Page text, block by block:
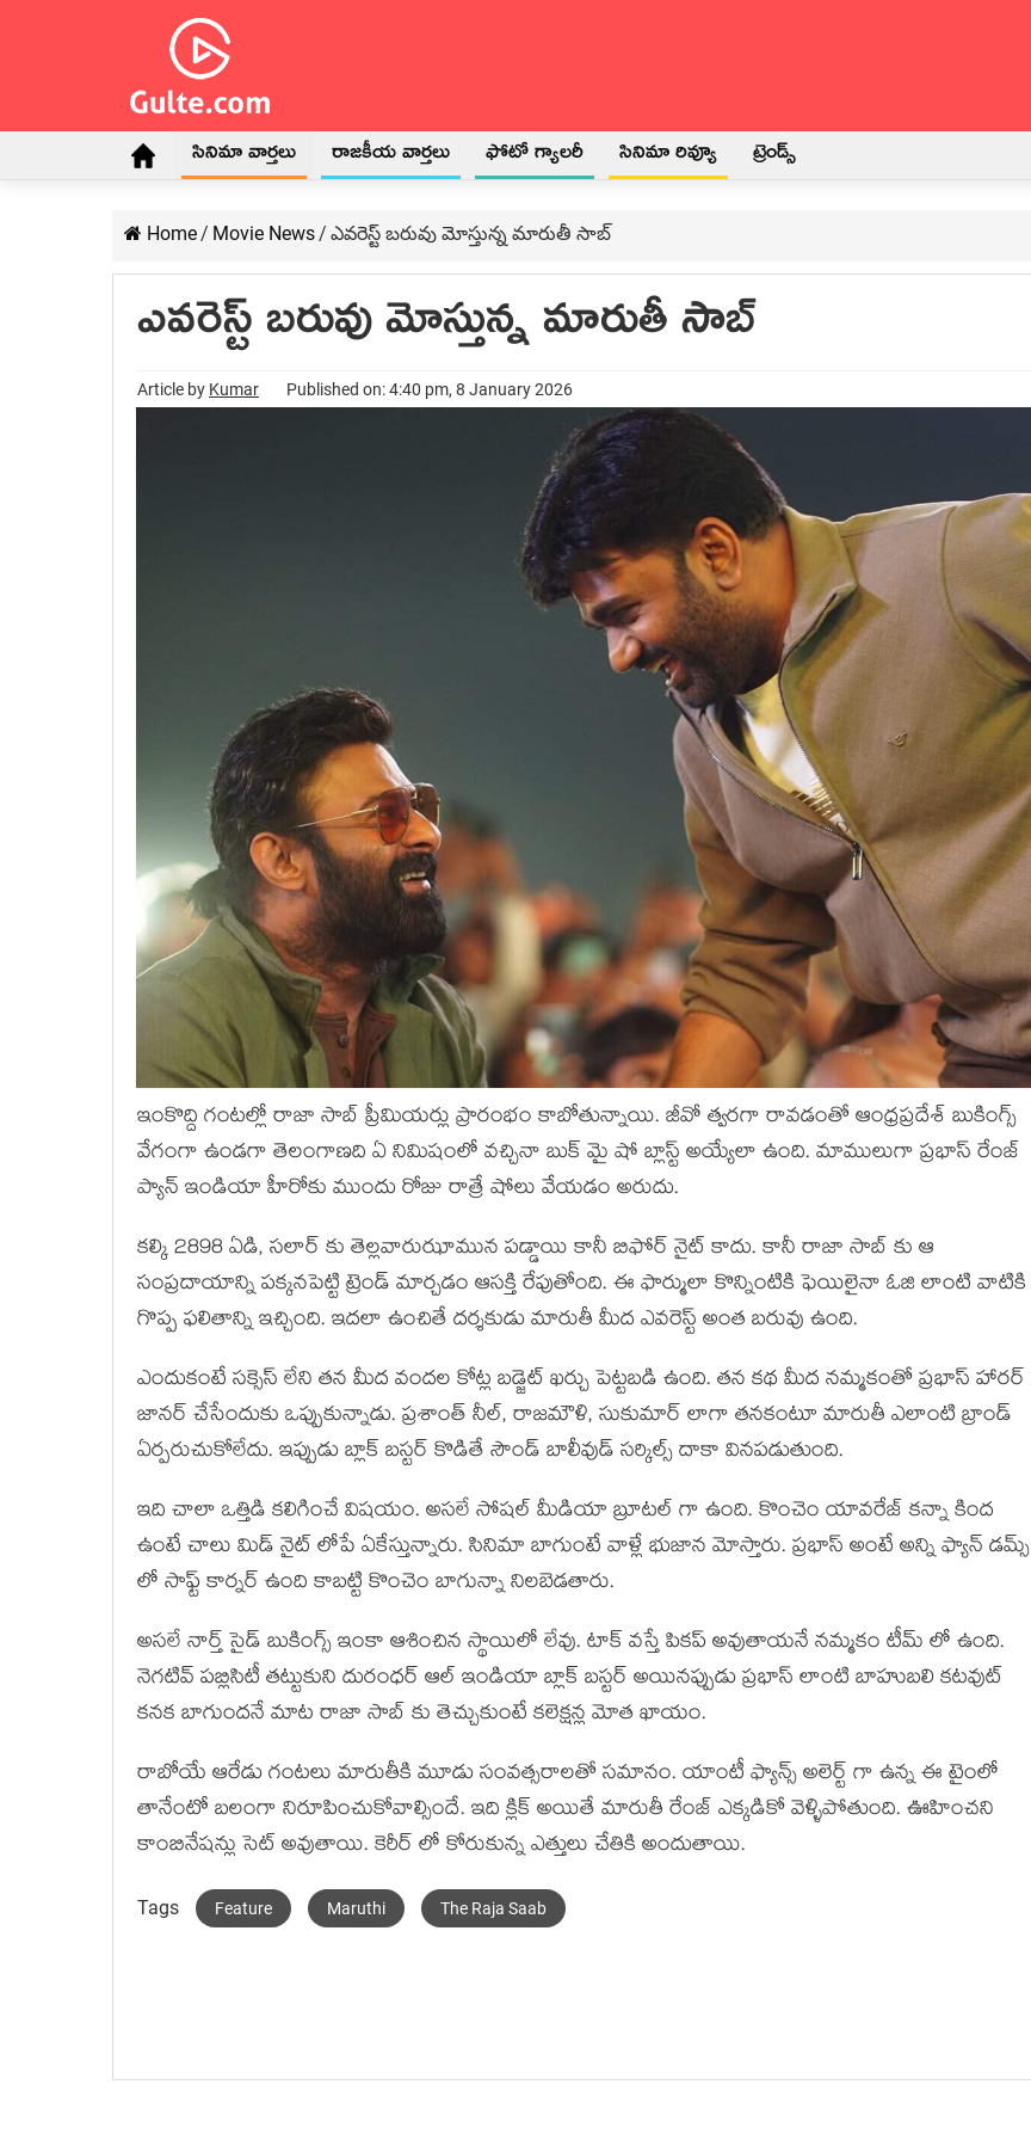
సినిమా వార్తలు రాజకీయ వార్తలు ఫోటో గ్యాలరీ సినిమా రివ్యూ ట్రెండ్స్
Home/ Movie News/ ఎవరెస్ట్ బరువు మోస్తున్న మారుతీ సాబ్
ఎవరెస్ట్ బరువు మోస్తున్న మారుతీ సాబ్
Article by Kumar Published on: 4:40 pm, 8 January 2026
ఇంకొద్ది గంటల్లో రాజా సాబ్ ప్రీమియర్లు ప్రారంభం కాబోతున్నాయి. జీవో త్వరగా రావడంతో ఆంధ్రప్రదేశ్ బుకింగ్స్
వేగంగా ఉండగా తెలంగాణది ఏ నిమిషంలో వచ్చినా బుక్ మై షో బ్లాస్ట్ అయ్యేలా ఉంది. మాములుగా ప్రభాస్ రేంజ్
ప్యాన్ ఇండియా హీరోకు ముందు రోజు రాత్రే షోలు వేయడం అరుదు.
కల్కి 2898 ఏడి, సలార్ కు తెల్లవారుఝామున పడ్డాయి కానీ బిఫోర్ నైట్ కాదు. కానీ రాజా సాబ్ కు ఆ
సంప్రదాయాన్ని పక్కనపెట్టి ట్రెండ్ మార్చడం ఆసక్తి రేపుతోంది. ఈ ఫార్ములా కొన్నింటికి ఫెయిలైనా ఓజి లాంటి వాటికి
గొప్ప ఫలితాన్ని ఇచ్చింది. ఇదలా ఉంచితే దర్శకుడు మారుతీ మీద ఎవరెస్ట్ అంత బరువు ఉంది.
ఎందుకంటే సక్సెస్ లేని తన మీద వందల కోట్ల బడ్జెట్ ఖర్చు పెట్టబడి ఉంది. తన కథ మీద నమ్మకంతో ప్రభాస్ హారర్
జానర్ చేసేందుకు ఒప్పుకున్నాడు. ప్రశాంత్ నీల్, రాజమౌళి, సుకుమార్ లాగా తనకంటూ మారుతీ ఎలాంటి బ్రాండ్
ఏర్పరుచుకోలేదు. ఇప్పుడు బ్లాక్ బస్టర్ కొడితే సౌండ్ బాలీవుడ్ సర్కిల్స్ దాకా వినపడుతుంది.
ఇది చాలా ఒత్తిడి కలిగించే విషయం. అసలే సోషల్ మీడియా బ్రూటల్ గా ఉంది. కొంచెం యావరేజ్ కన్నా కింద
ఉంటే చాలు మిడ్ నైట్ లోపే ఏకేస్తున్నారు. సినిమా బాగుంటే వాళ్లే భుజాన మోస్తారు. ప్రభాస్ అంటే అన్ని ఫ్యాన్ డమ్స్
లో సాఫ్ట్ కార్నర్ ఉంది కాబట్టి కొంచెం బాగున్నా నిలబెడతారు.
అసలే నార్త్ సైడ్ బుకింగ్స్ ఇంకా ఆశించిన స్థాయిలో లేవు. టాక్ వస్తే పికప్ అవుతాయనే నమ్మకం టీమ్ లో ఉంది.
నెగటివ్ పబ్లిసిటీ తట్టుకుని దురంధర్ ఆల్ ఇండియా బ్లాక్ బస్టర్ అయినప్పుడు ప్రభాస్ లాంటి బాహుబలి కటవుట్
కనక బాగుందనే మాట రాజా సాబ్ కు తెచ్చుకుంటే కలెక్షన్ల మోత ఖాయం.
రాబోయే ఆరేడు గంటలు మారుతీకి మూడు సంవత్సరాలతో సమానం. యాంటీ ఫ్యాన్స్ అలెర్ట్ గా ఉన్న ఈ టైంలో
తానేంటో బలంగా నిరూపించుకోవాల్సిందే. ఇది క్లిక్ అయితే మారుతీ రేంజ్ ఎక్కడికో వెళ్ళిపోతుంది. ఊహించని
కాంబినేషన్లు సెట్ అవుతాయి. కెరీర్ లో కోరుకున్న ఎత్తులు చేతికి అందుతాయి.
Tags Feature Maruthi The Raja Saab